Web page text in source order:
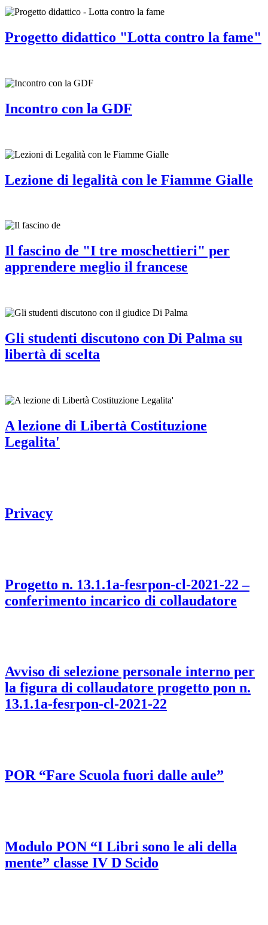
Progetto didattico "Lotta contro la fame"
Incontro con la GDF
Lezione di legalità con le Fiamme Gialle
Il fascino de "I tre moschettieri" per
apprendere meglio il francese
Gli studenti discutono con Di Palma su
libertà di scelta
A lezione di Libertà Costituzione
Legalita'
Privacy
Progetto n. 13.1.1a-fesrpon-cl-2021-22 –
conferimento incarico di collaudatore
Avviso di selezione personale interno per
la figura di collaudatore progetto pon n.
13.1.1a-fesrpon-cl-2021-22
POR “Fare Scuola fuori dalle aule”
Modulo PON “I Libri sono le ali della
mente” classe IV D Scido